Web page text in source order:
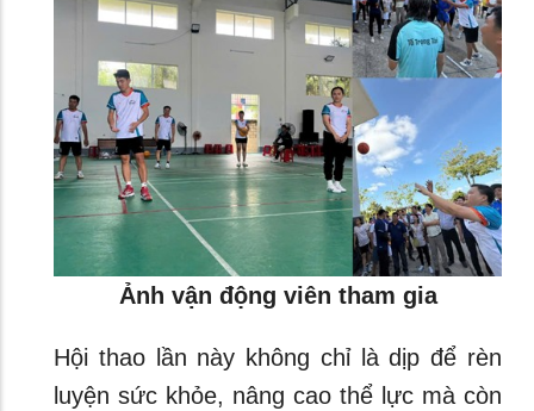
Ảnh vận động viên tham gia
Hội thao lần này không chỉ là dịp để rèn
luyện sức khỏe, nâng cao thể lực mà còn